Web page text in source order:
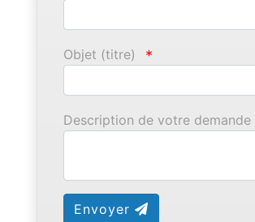
Objet (titre) *
Description de votre demande
Envoyer